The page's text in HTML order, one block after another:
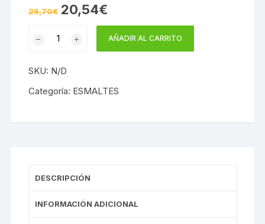
26,70€ El
precio
26,70€.
20,54€
actual
es:
20,54€.
METALIZADO
cantidad
AÑADIR AL CARRITO
SKU: N/D
Categoría: ESMALTES
DESCRIPCIÓN
INFORMACIÓN ADICIONAL